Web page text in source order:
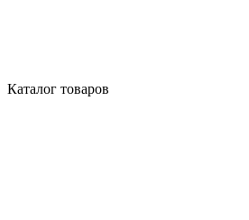
Каталог товаров